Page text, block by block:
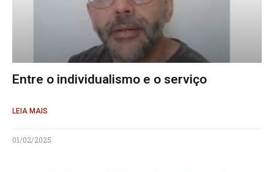
Entre o individualismo e o serviço
LEIA MAIS
01/02/2025